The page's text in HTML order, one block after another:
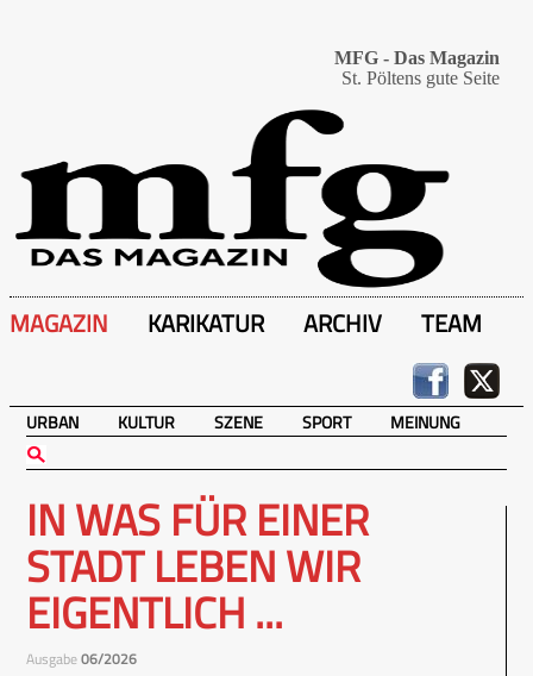
MFG - Das Magazin
St. Pöltens gute Seite
MAGAZIN KARIKATUR ARCHIV TEAM
URBAN KULTUR SZENE SPORT MEINUNG
IN WAS FÜR EINER
STADT LEBEN WIR
EIGENTLICH ...
Ausgabe06/2026